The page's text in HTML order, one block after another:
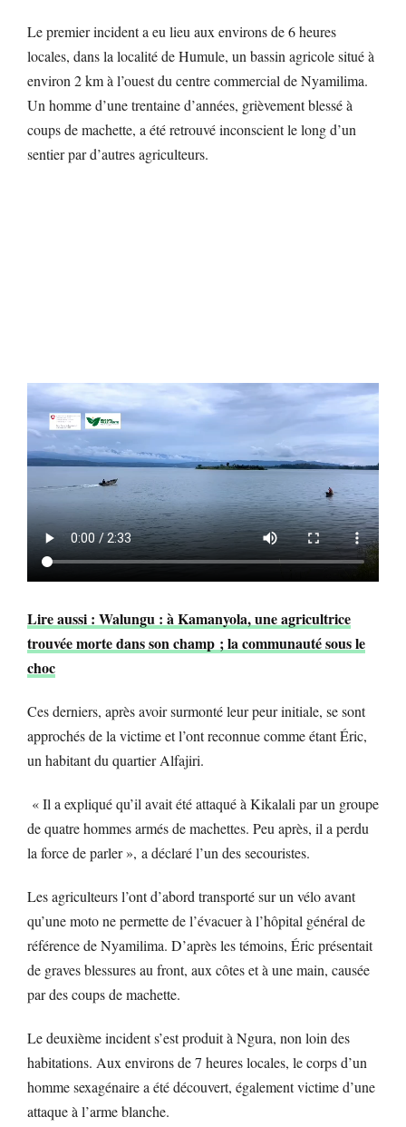
Le premier incident a eu lieu aux environs de 6 heures
locales, dans la localité de Humule, un bassin agricole situé à
environ 2 km à l’ouest du centre commercial de Nyamilima.
Un homme d’une trentaine d’années, grièvement blessé à
coups de machette, a été retrouvé inconscient le long d’un
sentier par d’autres agriculteurs.
Lire aussi : Walungu : à Kamanyola, une agricultrice
trouvée morte dans son champ ; la communauté sous le
choc
Ces derniers, après avoir surmonté leur peur initiale, se sont
approchés de la victime et l’ont reconnue comme étant Éric,
un habitant du quartier Alfajiri.
« Il a expliqué qu’il avait été attaqué à Kikalali par un groupe
de quatre hommes armés de machettes. Peu après, il a perdu
la force de parler », a déclaré l’un des secouristes.
Les agriculteurs l’ont d’abord transporté sur un vélo avant
qu’une moto ne permette de l’évacuer à l’hôpital général de
référence de Nyamilima. D’après les témoins, Éric présentait
de graves blessures au front, aux côtes et à une main, causée
par des coups de machette.
Le deuxième incident s’est produit à Ngura, non loin des
habitations. Aux environs de 7 heures locales, le corps d’un
homme sexagénaire a été découvert, également victime d’une
attaque à l’arme blanche.